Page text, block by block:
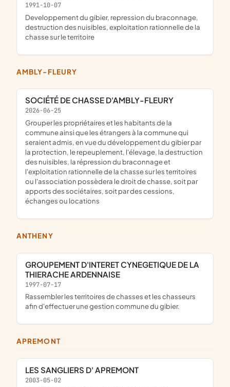
1991-10-07
developpement du gibier, repression du braconnage,
destruction des nuisibles, exploitation rationnelle de la
chasse sur le territoire
AMBLY-FLEURY
SOCIÉTÉ DE CHASSE D'AMBLY-FLEURY
2026-06-25
grouper les propriétaires et les habitants de la
commune ainsi que les étrangers à la commune qui
seraient admis, en vue du développement du gibier par
la protection, le repeuplement, l'élevage, la destruction
des nuisibles, la répression du braconnage et
l'exploitation rationnelle de la chasse sur les territoires
ou l'association possèdera le droit de chasse, soit par
apports des sociétaires, soit par des cessions,
échanges ou locations
ANTHENY
GROUPEMENT D'INTERET CYNEGETIQUE DE LA
THIERACHE ARDENNAISE
1997-07-17
rassembler les territoires de chasses et les chasseurs
afin d'effectuer une gestion commune du gibier.
APREMONT
LES SANGLIERS D' APREMONT
2003-05-02